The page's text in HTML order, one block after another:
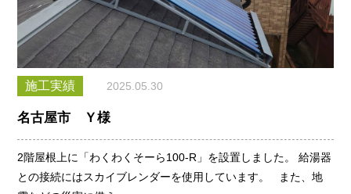
施工実績 2025.05.30
名古屋市 Ｙ様
2階屋根上に「わくわくそーら100-R」を設置しました。 給湯器
との接続にはスカイブレンダーを使用しています。 また、地